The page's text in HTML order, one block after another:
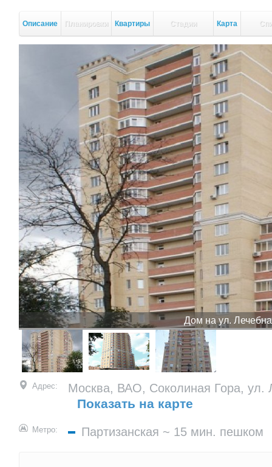
Описание Планировки Квартиры Стадии
стройки
Карта
Дом на ул.
Адрес: Москва, ВАО, Соколиная Гора, ул.
Показать на карте
Метро: Партизанская ~ 15 мин. пешком